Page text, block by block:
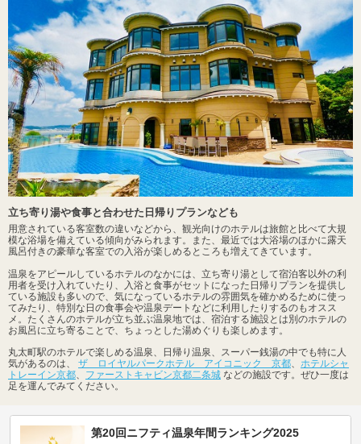
立ち寄り湯や食事と合わせた日帰りプランなども
用意されている客室数の違いなどから、観光向けのホテルは旅館と比べて大規
模な浴場を備えている傾向がみられます。また、最近では大浴場のほかに露天
風呂付きの豪華な客室での入浴が楽しめるところも増えてきています。
温泉をアピールしているホテルのなかには、立ち寄り湯として宿泊客以外の利
用者を受け入れていたり、入浴と食事がセットになった日帰りプランを提供し
ている施設も多いので、気になっているホテルの雰囲気を確かめるために使っ
てみたり、特別な日の食事会や温泉デートなどに利用したりするのもオスス
メ。たくさんのホテルが立ち並ぶ温泉地では、宿泊する施設とは別のホテルの
お風呂に立ち寄ることで、ちょっとした湯めぐりも楽しめます。
丸太町駅のホテルで楽しめる温泉、日帰り温泉、スーパー銭湯の中でも特に人
気があるのは、 ザ ロイヤルパークホテル アイコニック 京都
ホテルシャ
トレーイン京都
ファーストキャビン京都二条城 などの施設です。ぜひ一度は
足を運んでみてください。
第20回ニフティ温泉年間ランキング2025